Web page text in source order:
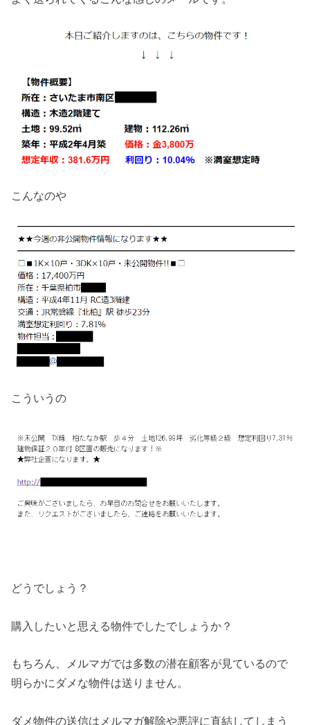
こんなのや
こういうの
どうでしょう？
購入したいと思える物件でしたでしょうか？
もちろん、メルマガでは多数の潜在顧客が見ているので
明らかにダメな物件は送りません。
ダメ物件の送信はメルマガ解除や悪評に直結してしまう